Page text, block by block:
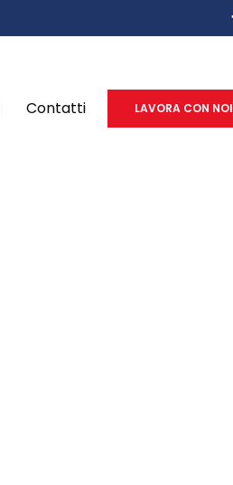
Contatti LAVORA CON NOI